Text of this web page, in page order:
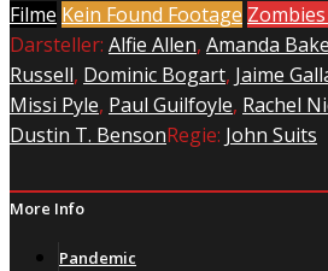
Filme Kein Found Footage
Darsteller: Alfie Allen, Amanda
Russell, Dominic Bogart, Jaime
Missi Pyle, Paul Guilfoyle, Rachel
Dustin T. BensonRegie: John Suits
More Info
Pandemic